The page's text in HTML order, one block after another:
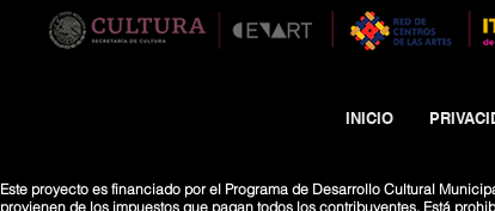
INICIO
Este proyecto es financiado por el Programa de Desarrollo Cultural
provienen de los impuestos que pagan todos los contribuyentes. Está